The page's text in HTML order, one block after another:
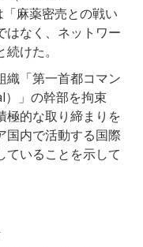
「麻薬密売との戦い
はなく、ネットワー
けた。
織「第一首都コマン
」の幹部を拘束
極的な取り締まりを
国内で活動する国際
ていることを示して